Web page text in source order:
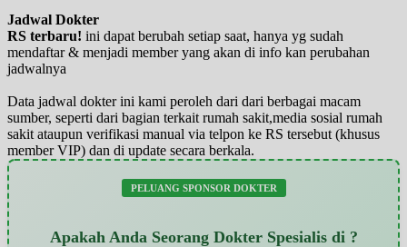
Jadwal Dokter
RS terbaru! ini dapat berubah setiap saat, hanya yg sudah
mendaftar & menjadi member yang akan di info kan perubahan
jadwalnya
Data jadwal dokter ini kami peroleh dari dari berbagai macam
sumber, seperti dari bagian terkait rumah sakit,media sosial rumah
sakit ataupun verifikasi manual via telpon ke RS tersebut (khusus
member VIP) dan di update secara berkala.
PELUANG SPONSOR DOKTER
Apakah Anda Seorang Dokter Spesialis di ?